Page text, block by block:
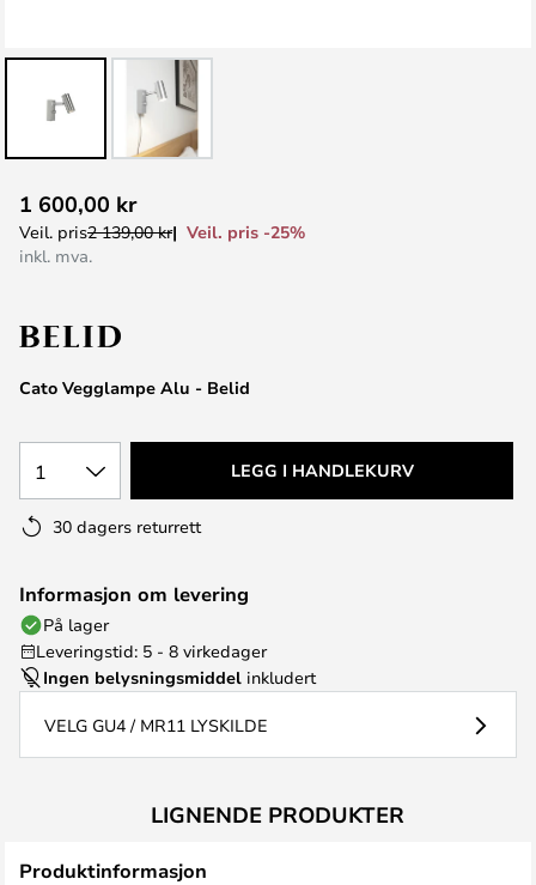
til
begynnelsen
Cato Vegglampe Alu - Belid
1 600,00 kr
Veil. pris2 139,00 kr
Veil. pris -25%
inkl. mva.
1 LEGG I HANDLEKURV
30 dagers returrett
Informasjon om levering
På lager
Leveringstid: 5 - 8 virkedager
Ingen belysningsmiddel inkludert
VELG GU4 / MR11 LYSKILDE
LIGNENDE PRODUKTER
Produktinformasjon